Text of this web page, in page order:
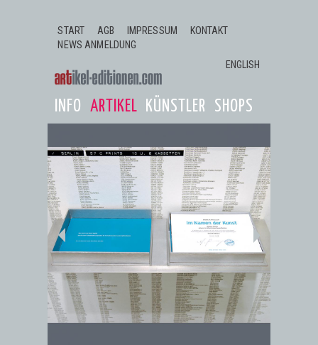
START
AGB IMPRESSUM
KONTAKT
NEWS ANMELDUNG
ENGLISH
INFO ARTIKEL KÜNSTLER SHOPS